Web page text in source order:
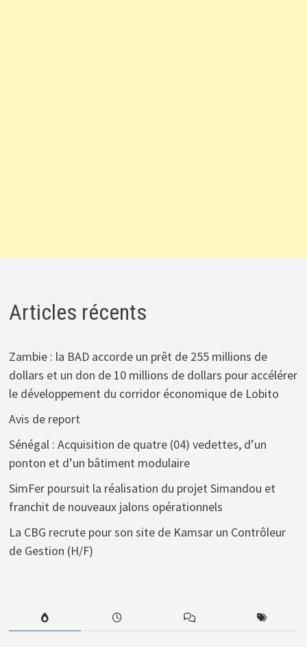
Articles récents
Zambie : la BAD accorde un prêt de 255 millions de
dollars et un don de 10 millions de dollars pour accélérer
le développement du corridor économique de Lobito
Avis de report
Sénégal : Acquisition de quatre (04) vedettes, d’un
ponton et d’un bâtiment modulaire
SimFer poursuit la réalisation du projet Simandou et
franchit de nouveaux jalons opérationnels
La CBG recrute pour son site de Kamsar un Contrôleur
de Gestion (H/F)